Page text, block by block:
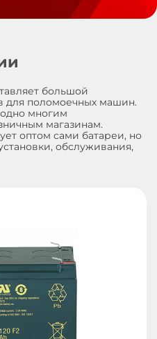
большой
для поломоечных машин.
многим
магазинам.
оптом сами батареи, но
обслуживания,